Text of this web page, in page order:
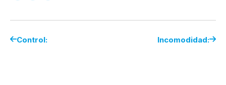
Control: Incomodidad: